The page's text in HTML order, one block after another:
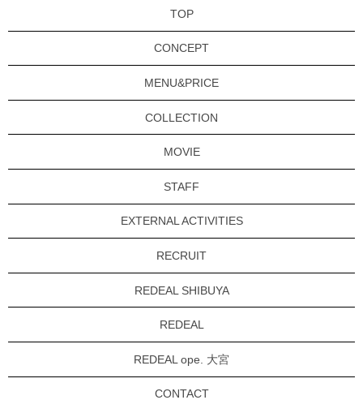
TOP
CONCEPT
MENU&PRICE
COLLECTION
MOVIE
STAFF
EXTERNAL ACTIVITIES
RECRUIT
REDEAL SHIBUYA
REDEAL
REDEAL ope. 大宮
CONTACT